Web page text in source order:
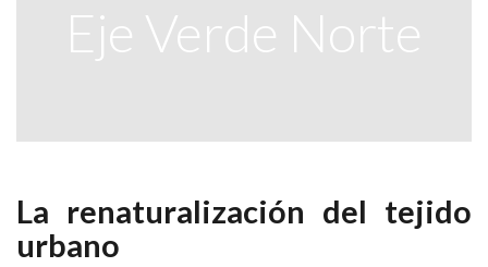
Eje Verde Norte
La renaturalización del tejido
urbano